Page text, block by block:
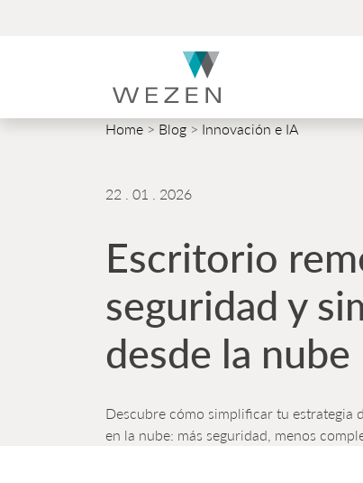
Home > Blog > Innovación e IA
22 . 01 . 2026
Escritorio
seguridad y
desde la nube
Descubre cómo simplificar tu
en la nube: más seguridad, menos